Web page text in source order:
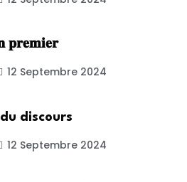
𝐩𝐫𝐞𝐦𝐢𝐞𝐫
12 Septembre 2024
discours
12 Septembre 2024